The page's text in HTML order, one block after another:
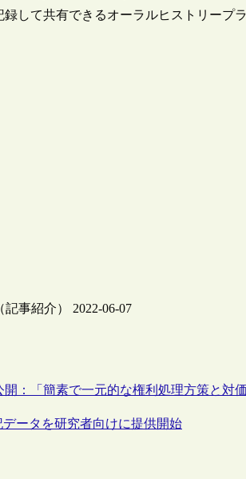
して共有できるオーラルヒストリープ
事紹介） 2022-06-07
：「簡素で一元的な権利処理方策と対
ータを研究者向けに提供開始